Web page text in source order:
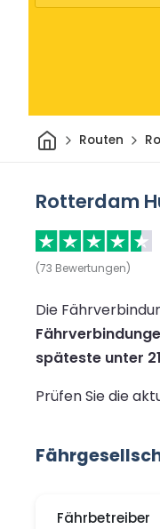
HeimRouten
Rotterdam
(73 Bewertungen)
Die
späteste unter
Prüfen Sie die
Fährbetreiber